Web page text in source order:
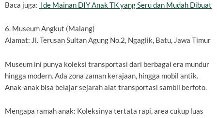
Baca juga: Ide Mainan DIY Anak TK yang Seru dan Mudah Dibuat
6. Museum Angkut (Malang)
Alamat: Jl. Terusan Sultan Agung No.2, Ngaglik, Batu, Jawa Timur
Museum ini punya koleksi transportasi dari berbagai era mundur
hingga modern. Ada zona zaman kerajaan, hingga mobil antik.
Anak-anak bisa belajar sejarah alat transportasi sambil berfoto.
Mengapa ramah anak: Koleksinya tertata rapi, area cukup luas